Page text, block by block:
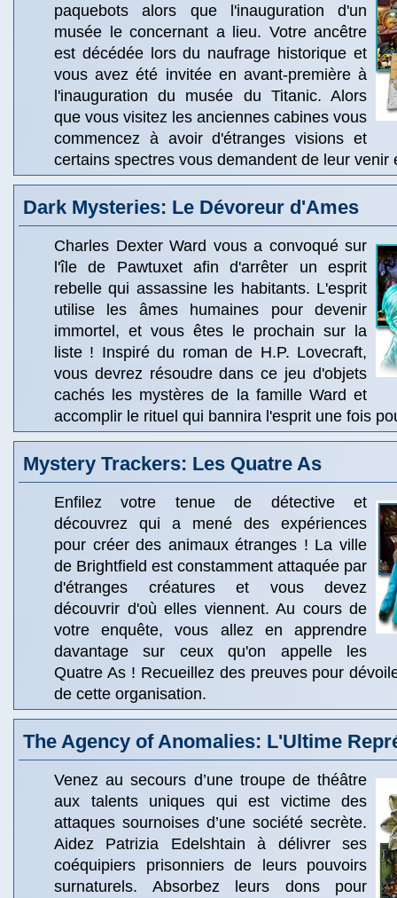
paquebots alors que l'inauguration d'un
musée le concernant a lieu. Votre ancêtre
est décédée lors du naufrage historique et
vous avez été invitée en avant-première à
l'inauguration du musée du Titanic. Alors
que vous visitez les anciennes cabines vous
commencez à avoir d'étranges visions et
certains spectres vous demandent de leur venir
Dark Mysteries: Le Dévoreur d'Ames
Charles Dexter Ward vous a convoqué sur
l'île de Pawtuxet afin d'arrêter un esprit
rebelle qui assassine les habitants. L'esprit
utilise les âmes humaines pour devenir
immortel, et vous êtes le prochain sur la
liste ! Inspiré du roman de H.P. Lovecraft,
vous devrez résoudre dans ce jeu d'objets
cachés les mystères de la famille Ward et
accomplir le rituel qui bannira l'esprit une fois
Mystery Trackers: Les Quatre As
Enfilez votre tenue de détective et
découvrez qui a mené des expériences
pour créer des animaux étranges ! La ville
de Brightfield est constamment attaquée par
d'étranges créatures et vous devez
découvrir d'où elles viennent. Au cours de
votre enquête, vous allez en apprendre
davantage sur ceux qu'on appelle les
Quatre As ! Recueillez des preuves pour
de cette organisation.
The Agency of Anomalies: L'Ultime
Venez au secours d’une troupe de théâtre
aux talents uniques qui est victime des
attaques sournoises d’une société secrète.
Aidez Patrizia Edelshtain à délivrer ses
coéquipiers prisonniers de leurs pouvoirs
surnaturels. Absorbez leurs dons pour